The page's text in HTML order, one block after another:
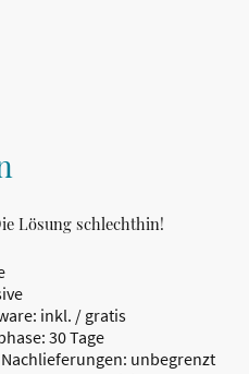
Lösung schlechthin!
inkl. / gratis
30 Tage
unbegrenzt